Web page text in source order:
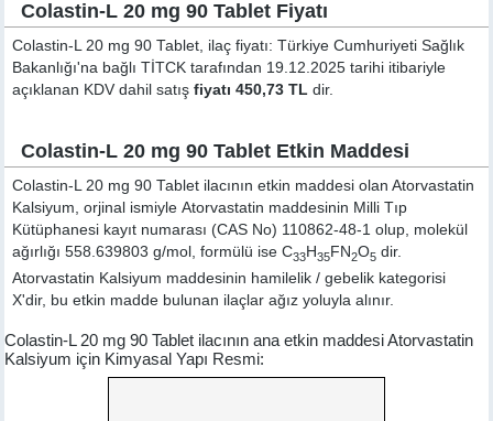
Colastin-L 20 mg 90 Tablet Fiyatı
Colastin-L 20 mg 90 Tablet, ilaç fiyatı: Türkiye Cumhuriyeti Sağlık
Bakanlığı'na bağlı TİTCK tarafından 19.12.2025 tarihi itibariyle
açıklanan KDV dahil satışfiyatı 450,73 TL dir.
Colastin-L 20 mg 90 Tablet Etkin Maddesi
Colastin-L 20 mg 90 Tablet ilacının etkin maddesi olan Atorvastatin
Kalsiyum, orjinal ismiyleAtorvastatin maddesinin Milli Tıp
Kütüphanesi kayıt numarası (CAS No) 110862-48-1 olup, molekül
ağırlığı 558.639803 g/mol, formülü ise C33H35FN2O5 dir.
Atorvastatin Kalsiyum maddesinin hamilelik / gebelik kategorisi
X'dir, bu etkin madde bulunan ilaçlar ağız yoluyla alınır.
Colastin-L 20 mg 90 Tablet ilacının ana etkin maddesi Atorvastatin
Kalsiyum için Kimyasal Yapı Resmi: